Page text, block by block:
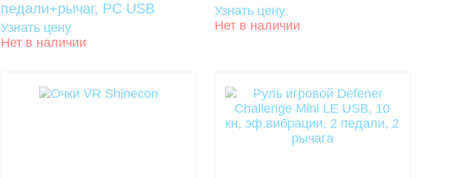
педали+рычаг, PC USB
Узнать цену
Нет в наличии
Узнать цену
Нет в наличии